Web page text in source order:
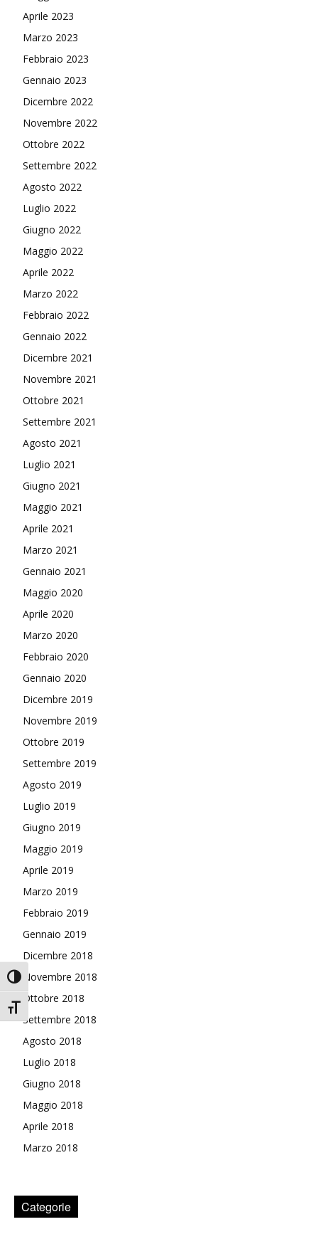
Attiva/disattiva alto contrasto
Attiva/disattiva dimensione testo
Aprile 2023
Marzo 2023
Febbraio 2023
Gennaio 2023
Dicembre 2022
Novembre 2022
Ottobre 2022
Settembre 2022
Agosto 2022
Luglio 2022
Giugno 2022
Maggio 2022
Aprile 2022
Marzo 2022
Febbraio 2022
Gennaio 2022
Dicembre 2021
Novembre 2021
Ottobre 2021
Settembre 2021
Agosto 2021
Luglio 2021
Giugno 2021
Maggio 2021
Aprile 2021
Marzo 2021
Gennaio 2021
Maggio 2020
Aprile 2020
Marzo 2020
Febbraio 2020
Gennaio 2020
Dicembre 2019
Novembre 2019
Ottobre 2019
Settembre 2019
Agosto 2019
Luglio 2019
Giugno 2019
Maggio 2019
Aprile 2019
Marzo 2019
Febbraio 2019
Gennaio 2019
Dicembre 2018
Novembre 2018
Ottobre 2018
Settembre 2018
Agosto 2018
Luglio 2018
Giugno 2018
Maggio 2018
Aprile 2018
Marzo 2018
Categorie